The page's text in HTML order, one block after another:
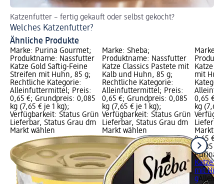
Katzenfutter – fertig gekauft oder selbst gekocht?
Welches Katzenfutter?
Ähnliche Produkte
Marke: Purina Gourmet;
Produktname: Nassfutter
Katze Gold Saftig-Feine
Streifen mit Huhn, 85 g;
Rechtliche Kategorie:
Alleinfuttermittel; Preis:
0,65 €; Grundpreis: 0,085
kg (7,65 € je 1 kg);
Verfügbarkeit: Status Grün
Lieferbar, Status Grau dm
Markt wählen
Marke: Sheba;
Produktname: Nassfutter
Katze Classics Pastete mit
Kalb und Huhn, 85 g;
Rechtliche Kategorie:
Alleinfuttermittel; Preis:
0,65 €; Grundpreis: 0,085
kg (7,65 € je 1 kg);
Verfügbarkeit: Status Grün
Lieferbar, Status Grau dm
Markt wählen
Marke:
Katze
mit
0,65 €;
kg (7,65
Markt
0,65 €
0,085
Purina
Katze
mit
g